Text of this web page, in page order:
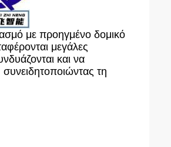
με προηγμένο δομικό
μεγάλες
και να
τη